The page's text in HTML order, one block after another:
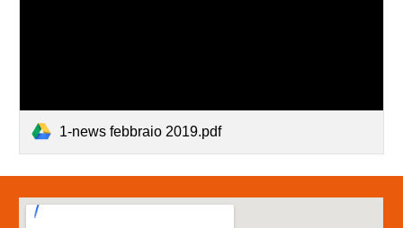
1-news febbraio 2019.pdf